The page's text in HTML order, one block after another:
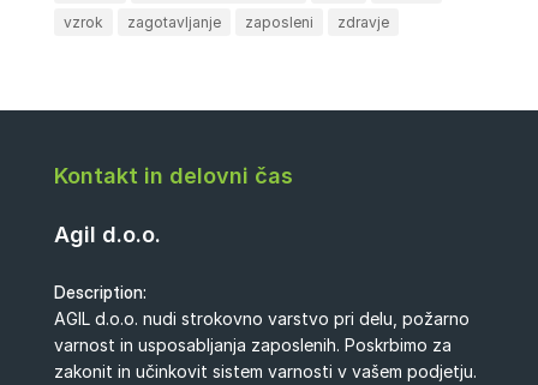
vzrok
zagotavljanje zaposleni zdravje
Kontakt in delovni čas
Agil d.o.o.
Description:
AGIL d.o.o. nudi strokovno varstvo pri delu, požarno
varnost in usposabljanja zaposlenih. Poskrbimo za
zakonit in učinkovit sistem varnosti v vašem podjetju.